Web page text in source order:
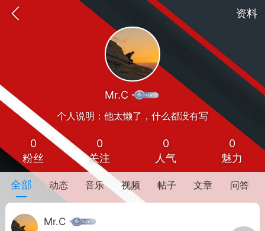
资料
29 10:10 电脑端 智狐AI工作台
Mr.C
个人说明：他太懒了，什么都没有写
0
粉丝
0
关注
0
人气
0
魅力
全部 动态 音乐 视频 帖子 文章 问答
Mr.C